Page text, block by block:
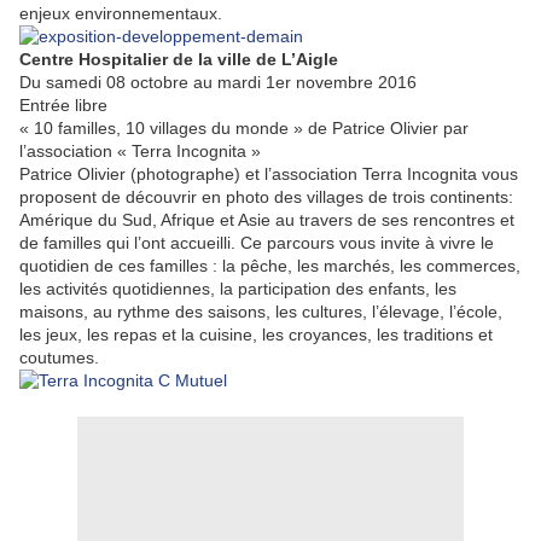
enjeux environnementaux.
Centre Hospitalier de la ville de L’Aigle
Du samedi 08 octobre au mardi 1er novembre 2016
Entrée libre
« 10 familles, 10 villages du monde » de Patrice Olivier par
l’association « Terra Incognita »
Patrice Olivier (photographe) et l’association Terra Incognita vous
proposent de découvrir en photo des villages de trois continents:
Amérique du Sud, Afrique et Asie au travers de ses rencontres et
de familles qui l’ont accueilli. Ce parcours vous invite à vivre le
quotidien de ces familles : la pêche, les marchés, les commerces,
les activités quotidiennes, la participation des enfants, les
maisons, au rythme des saisons, les cultures, l’élevage, l’école,
les jeux, les repas et la cuisine, les croyances, les traditions et
coutumes.